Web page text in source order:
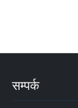
सम्पर्क